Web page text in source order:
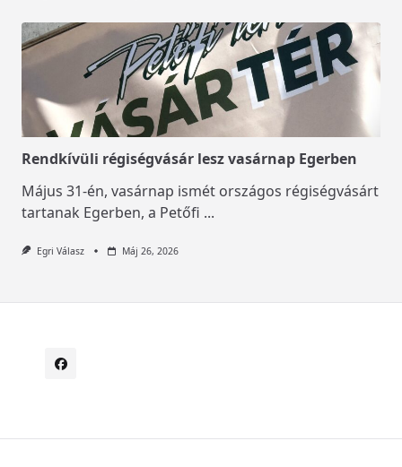
Rendkívüli régiségvásár lesz vasárnap Egerben
Május 31-én, vasárnap ismét országos régiségvásárt
tartanak Egerben, a Petőfi ...
Egri Válasz Máj 26, 2026